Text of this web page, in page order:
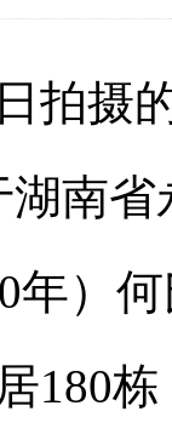
摄的
省
年）
180